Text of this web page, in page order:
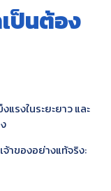
เป็นต้อง
รงในระยะยาว และ
าของอย่างแท้จริง: